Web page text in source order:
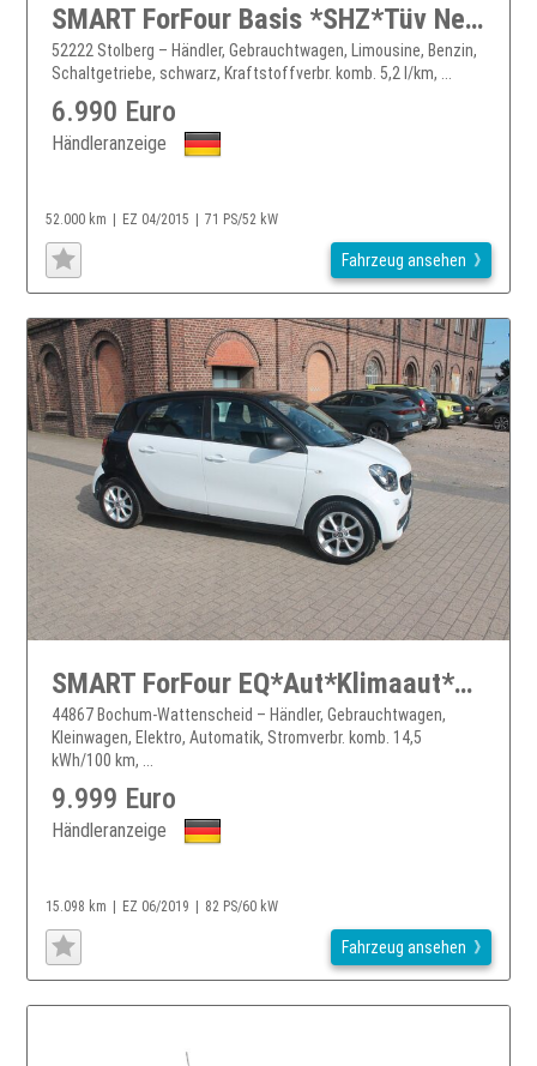
SMART ForFour Basis *SHZ*Tüv Neu*Euro 6*
52222 Stolberg – Händler, Gebrauchtwagen, Limousine, Benzin,
Schaltgetriebe, schwarz, Kraftstoffverbr. komb. 5,2 l/km, ...
6.990 Euro
Händleranzeige
52.000 km EZ 04/2015 71 PS/52 kW
Fahrzeug ansehen
SMART ForFour EQ*Aut*Klimaaut*Allwetter*1.Hand*
44867 Bochum-Wattenscheid – Händler, Gebrauchtwagen,
Kleinwagen, Elektro, Automatik, Stromverbr. komb. 14,5
kWh/100 km, ...
9.999 Euro
Händleranzeige
15.098 km EZ 06/2019 82 PS/60 kW
Fahrzeug ansehen